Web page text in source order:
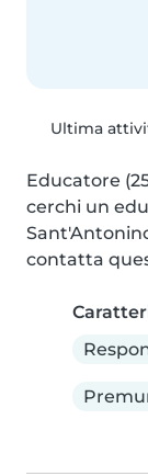
Ultima
Educatore
cerchi un
contatta